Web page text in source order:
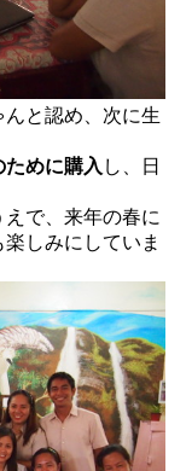
と認め、次に生
ために購入 し、日
で、来年の春に
しみにしていま